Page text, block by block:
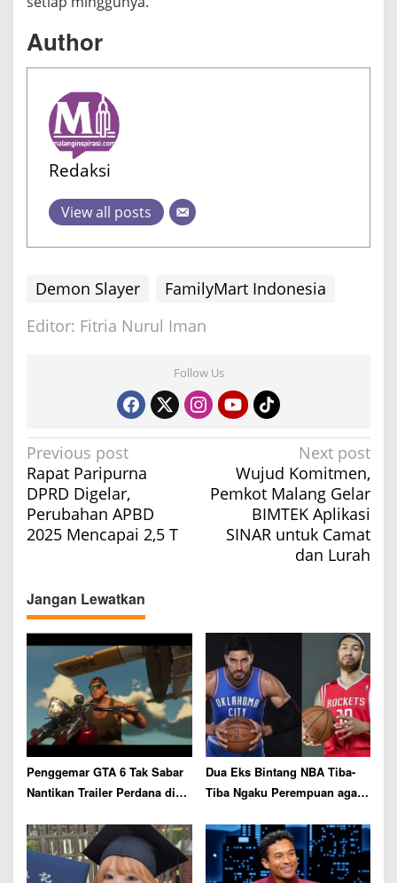
Author
Redaksi
View all posts
Demon Slayer
FamilyMart Indonesia
Editor: Fitria Nurul Iman
Follow Us
P
o
s
t
v
i
g
t
i
o
n
Previous post
Rapat Paripurna
DPRD Digelar,
Perubahan APBD
2025 Mencapai 2,5 T
Next post
Wujud Komitmen,
Pemkot Malang Gelar
BIMTEK Aplikasi
SINAR untuk Camat
dan Lurah
Jangan Lewatkan
Penggemar GTA 6 Tak Sabar
Nantikan Trailer Perdana di
Agustus Mendatang
Dua Eks Bintang NBA Tiba-
Tiba Ngaku Perempuan agar
atau Serius?